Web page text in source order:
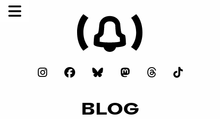
BLOG